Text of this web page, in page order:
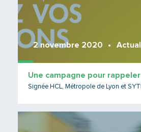
2 novembre 2020
Signée HCL, Métropole de Lyon et